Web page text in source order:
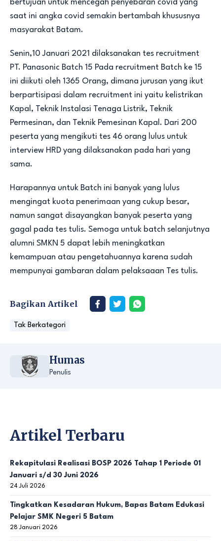
bertujuan untuk mencegah penyebaran covid yang
saat ini angka covid semakin bertambah khususnya
masyarakat Batam.
Senin,10 Januari 2021 dilaksanakan tes recruitment
PT. Panasonic Batch 15 Pada recruitment Batch ke 15
ini diikuti oleh 1365 Orang, dimana jurusan yang ikut
berpartisipasi dalam recruitment ini yaitu kelistrikan
Kapal, Teknik Instalasi Tenaga Listrik, Teknik
Permesinan, dan Teknik Pemesinan Kapal. Dari 200
peserta yang mengikuti tes 46 orang lulus untuk
interview HRD yang dilaksanakan pada hari yang
sama.
Harapannya untuk Batch ini banyak yang lulus
mengingat kuota penerimaan yang cukup besar,
namun sangat disayangkan banyak peserta yang
gagal pada tes tulis. Semoga untuk batch selanjutnya
alumni SMKN 5 dapat lebih meningkatkan
kemampuan atau pengetahuannya karena sudah
mempunyai gambaran dalam pelaksaaan Tes tulis.
Bagikan Artikel
Tak Berkategori
Humas
Penulis
Artikel Terbaru
Rekapitulasi Realisasi BOSP 2026 Tahap 1 Periode 01
Januari s/d 30 Juni 2026
24 Juli 2026
Tingkatkan Kesadaran Hukum, Bapas Batam Edukasi
Pelajar SMK Negeri 5 Batam
28 Januari 2026